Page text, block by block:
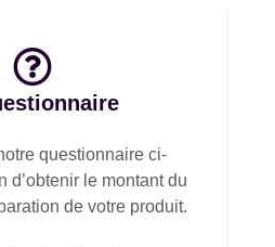
questionnaire ci-
d’obtenir le montant du
de votre produit.